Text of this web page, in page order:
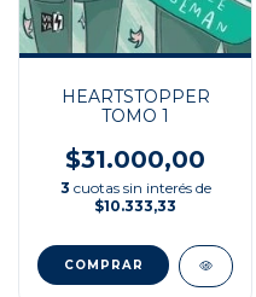
HEARTSTOPPER
TOMO 1
$31.000,00
3 cuotas sin interés de
$10.333,33